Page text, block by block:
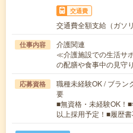
交通費
交通費全額支給（ガソ
仕事内容
介護関連
≪介護施設での生活サ
の配膳や食事中の見守
応募資格
職種未経験OK / ブラン
要
■無資格・未経験OK！
以上採用予定！■履歴